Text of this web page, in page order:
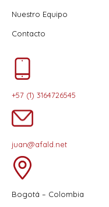
Nuestro Equipo
Contacto
+57 (1) 3164726545
juan@afald.net
Bogotá – Colombia